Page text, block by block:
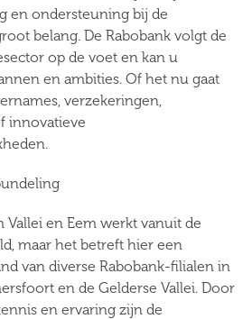
en ondersteuning bij de
belang. De Rabobank volgt de
op de voet en kan u
en ambities. Of het nu gaat
verzekeringen,
innovatieve
Vallei en Eem werkt vanuit de
maar het betreft hier een
van diverse Rabobank-filialen in
en de Gelderse Vallei. Door
en ervaring zijn de